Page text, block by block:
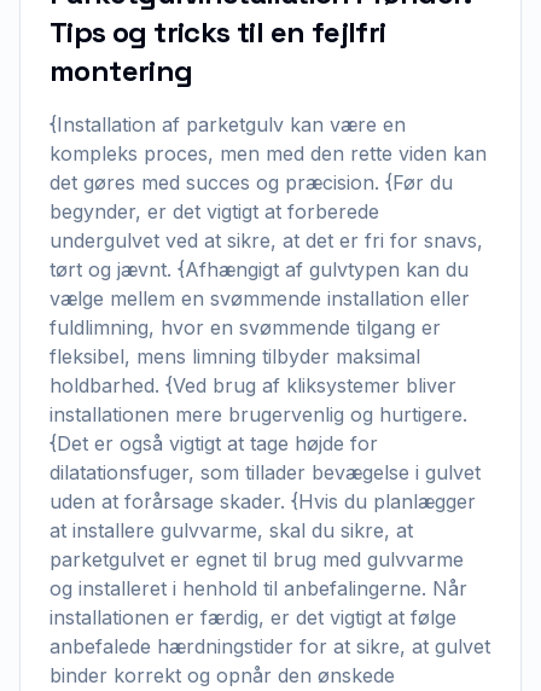
Tips og tricks til en fejlfri
montering
{Installation af parketgulv kan være en
kompleks proces, men med den rette viden kan
det gøres med succes og præcision. {Før du
begynder, er det vigtigt at forberede
undergulvet ved at sikre, at det er fri for snavs,
tørt og jævnt. {Afhængigt af gulvtypen kan du
vælge mellem en svømmende installation eller
fuldlimning, hvor en svømmende tilgang er
fleksibel, mens limning tilbyder maksimal
holdbarhed. {Ved brug af kliksystemer bliver
installationen mere brugervenlig og hurtigere.
{Det er også vigtigt at tage højde for
dilatationsfuger, som tillader bevægelse i gulvet
uden at forårsage skader. {Hvis du planlægger
at installere gulvvarme, skal du sikre, at
parketgulvet er egnet til brug med gulvvarme
og installeret i henhold til anbefalingerne. Når
installationen er færdig, er det vigtigt at følge
anbefalede hærdningstider for at sikre, at gulvet
binder korrekt og opnår den ønskede